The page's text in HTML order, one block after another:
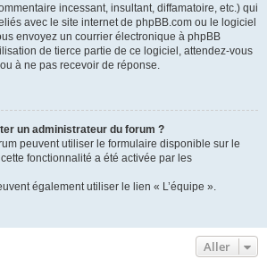
incessant, insultant, diffamatoire, etc.) qui
avec le site internet de phpBB.com ou le logiciel
envoyez un courrier électronique à phpBB
de tierce partie de ce logiciel, attendez-vous
à ne pas recevoir de réponse.
un administrateur du forum ?
peuvent utiliser le formulaire disponible sur le
fonctionnalité a été activée par les
également utiliser le lien « L’équipe ».
Aller